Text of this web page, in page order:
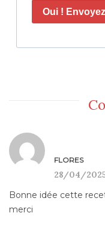
Oui !
FLORES
28/04/
Bonne idée cette
merci